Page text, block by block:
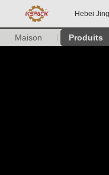
Hebei
Maison Produits